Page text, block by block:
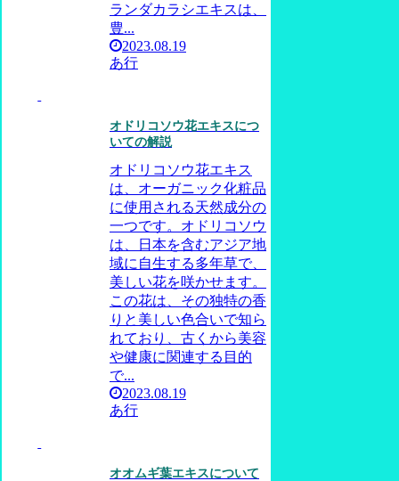
ランダカラシエキスは、
豊...
2023.08.19
あ行
オドリコソウ花エキスにつ
いての解説
オドリコソウ花エキス
は、オーガニック化粧品
に使用される天然成分の
一つです。オドリコソウ
は、日本を含むアジア地
域に自生する多年草で、
美しい花を咲かせます。
この花は、その独特の香
りと美しい色合いで知ら
れており、古くから美容
や健康に関連する目的
で...
2023.08.19
あ行
オオムギ葉エキスについて